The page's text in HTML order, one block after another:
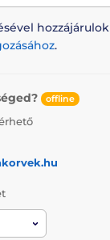
hozzájárulok
.
offline